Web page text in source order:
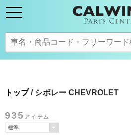
トップ/ シボレー CHEVROLET
935 アイテム